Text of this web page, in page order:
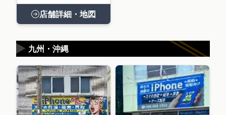
店舗詳細・地図
九州・沖縄
▶